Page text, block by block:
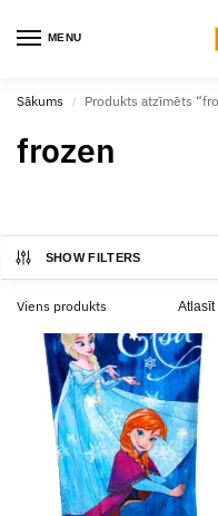
MENU
Sākums / Produkts atzīmēts
frozen
SHOW FILTERS
Viens produkts